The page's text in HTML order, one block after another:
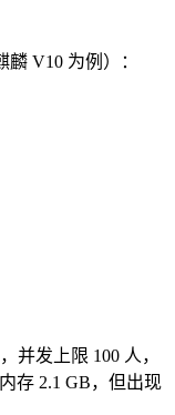
V10 为例）：
并发上限 100 人，
存 2.1 GB，但出现